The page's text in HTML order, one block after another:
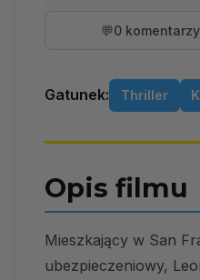
💬0
Gatunek: Thriller
Opis filmu
Mieszkający w San
ubezpieczeniowy,